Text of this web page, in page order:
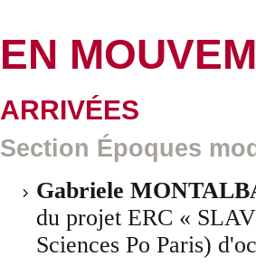
EN
ARRIVÉES
Section Époques
Gabriele
du projet ERC «
Sciences Po Paris)